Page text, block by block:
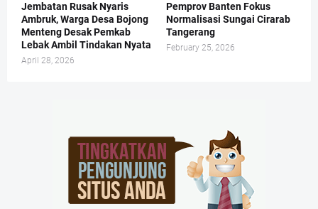
Jembatan Rusak Nyaris
Ambruk, Warga Desa Bojong
Menteng Desak Pemkab
Lebak Ambil Tindakan Nyata
April 28, 2026
Pemprov Banten Fokus
Normalisasi Sungai Cirarab
Tangerang
February 25, 2026